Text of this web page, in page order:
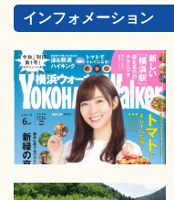
インフォメーション